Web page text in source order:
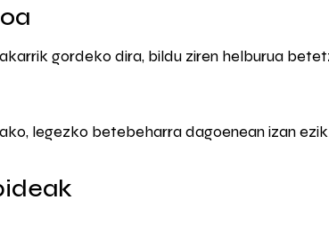
gordeko dira, bildu ziren helburua
legezko betebeharra dagoenean izan